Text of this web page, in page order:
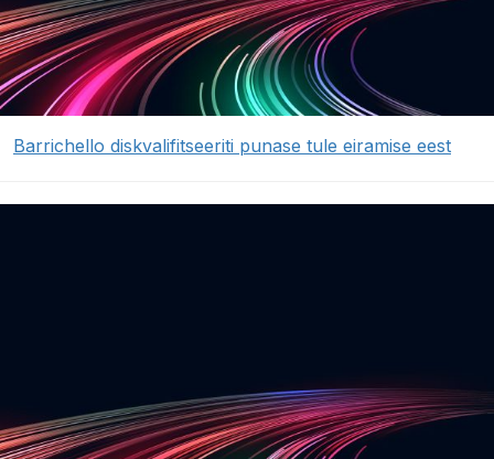
Barrichello diskvalifitseeriti punase tule eiramise eest